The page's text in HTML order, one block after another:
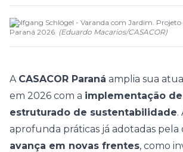
Wolfgang Schlögel - Varanda com Jardim. Projeto
Paraná 2026. (Eduardo Macarios/CASACOR)
A CASACOR Paraná amplia sua
em 2026 com a implementação
estruturado de sustentabilidade.
aprofunda práticas já adotadas pela
avança em novas frentes, como